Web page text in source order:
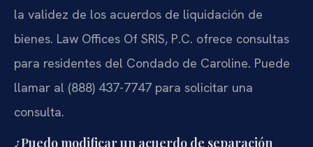
la validez de los acuerdos de liquidación de
bienes. Law Offices Of SRIS, P.C. ofrece consultas
para residentes del Condado de Caroline. Puede
llamar al (888) 437-7747 para solicitar una
consulta.
¿Puedo modificar un acuerdo de separación